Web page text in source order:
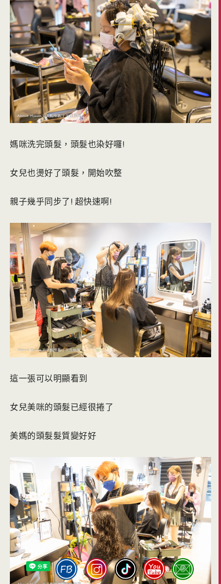
媽咪洗完頭髮，頭髮也染好囉!
女兒也燙好了頭髮，開始吹整
親子幾乎同步了! 超快速啊!
這一張可以明顯看到
女兒美咪的頭髮已經很捲了
美媽的頭髮髮質變好好